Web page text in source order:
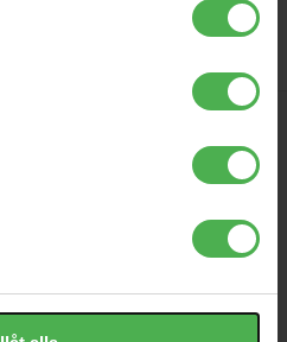
Integritetspolicy/Kundtjänst/
/ Pioneer DJ/Cookie-inställningar